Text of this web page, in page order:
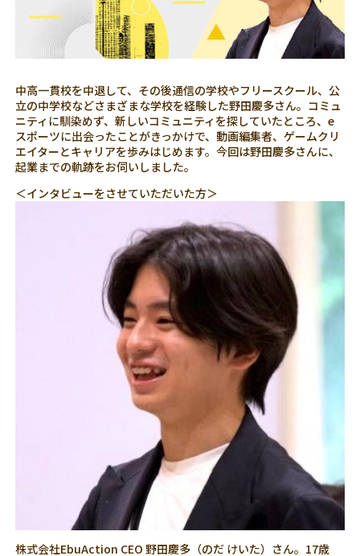
中高一貫校を中退して、その後通信の学校やフリースクール、公
立の中学校などさまざまな学校を経験した野田慶多さん。コミュ
ニティに馴染めず、新しいコミュニティを探していたところ、e
スポーツに出会ったことがきっかけで、動画編集者、ゲームクリ
エイターとキャリアを歩みはじめます。今回は野田慶多さんに、
起業までの軌跡をお伺いしました。
＜インタビューをさせていただいた方＞
株式会社EbuAction CEO 野田慶多（のだ けいた）さん。17歳